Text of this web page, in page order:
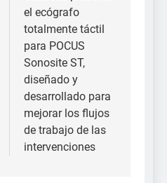
el ecógrafo
totalmente táctil
para POCUS
Sonosite ST,
diseñado y
desarrollado para
mejorar los flujos
de trabajo de las
intervenciones